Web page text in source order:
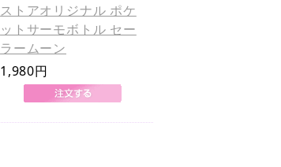
ストアオリジナル ポケ
ットサーモボトル セー
ラームーン
1,980円